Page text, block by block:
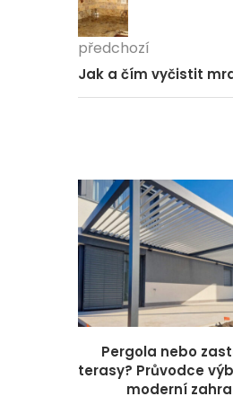
předchozí
Jak a čím vyčistit
Pergola nebo
terasy? Průvodce
moderní